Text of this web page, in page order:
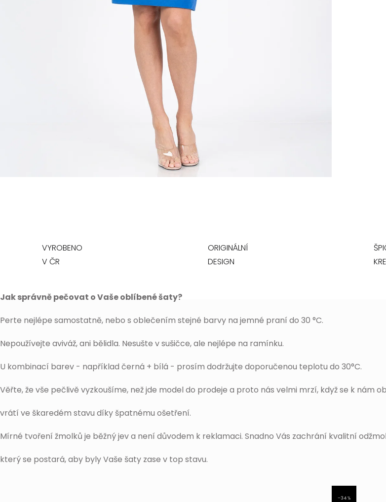
VYROBENO
V ČR
ORIGINÁLNÍ
DESIGN
Jak správně pečovat o Vaše oblíbené šaty?
Perte nejlépe samostatně, nebo s oblečením stejné barvy na jemné praní do 30 °C.
Nepoužívejte aviváž, ani bělidla. Nesušte v sušičce, ale nejlépe na ramínku.
U kombinací barev - například černá + bílá - prosím dodržujte doporučenou teplotu do 30°C.
Věřte, že vše pečlivě vyzkoušíme, než jde model do prodeje a proto nás velmi mrzí, když se k nám
vrátí ve škaredém stavu díky špatnému ošetření.
Mírné tvoření žmolků je běžný jev a není důvodem k reklamaci. Snadno Vás zachrání kvalitní
který se postará, aby byly Vaše šaty zase v top stavu.
–34 %